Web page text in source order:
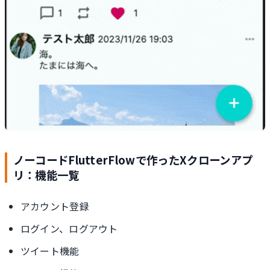
ノーコードFlutterFlowで作ったXクローンアプ
リ：機能一覧
アカウント登録
ログイン、ログアウト
ツイート機能